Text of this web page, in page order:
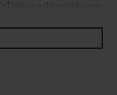
งทุนก้อนใหญ่